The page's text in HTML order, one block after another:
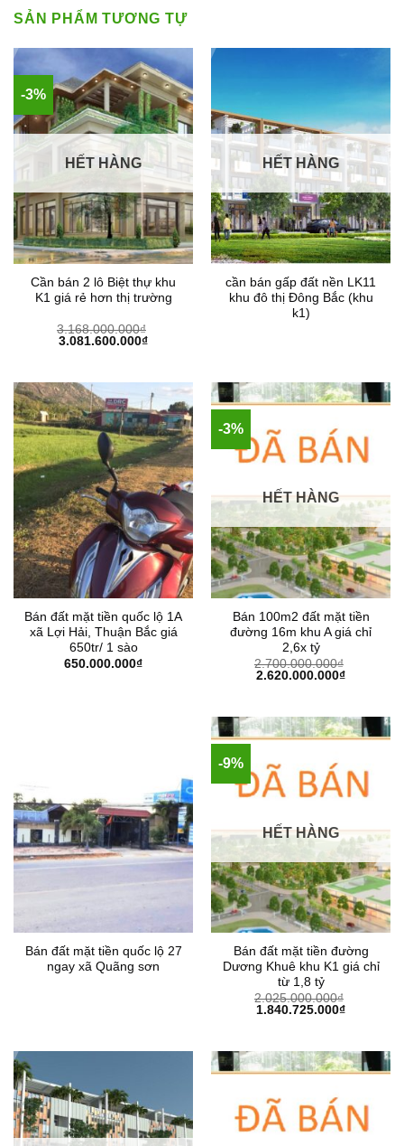
SẢN PHẨM TƯƠNG TỰ
-3%
HẾT HÀNG
Cần bán 2 lô Biệt thự khu
K1 giá rẻ hơn thị trường
3.168.000.000₫
Giá
3.081.600.000₫Giá
3.081.600.000₫.
HẾT HÀNG
cần bán gấp đất nền LK11
khu đô thị Đông Bắc (khu
k1)
Bán đất mặt tiền quốc lộ 1A
xã Lợi Hải, Thuận Bắc giá
650tr/ 1 sào
650.000.000₫
-3%
HẾT HÀNG
Bán 100m2 đất mặt tiền
đường 16m khu A giá chỉ
2,6x tỷ
2.700.000.000₫
Giá
2.620.000.000₫Giá
Bán đất mặt tiền quốc lộ 27
ngay xã Quãng sơn
-9%
HẾT HÀNG
Bán đất mặt tiền đường
Dương Khuê khu K1 giá chỉ
từ 1,8 tỷ
2.025.000.000₫
Giá
1.840.725.000₫Giá